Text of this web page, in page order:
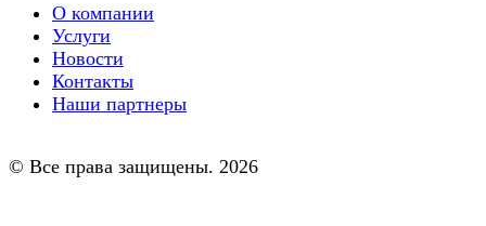
О компании
Услуги
Новости
Контакты
Наши партнеры
© Все права защищены. 2026